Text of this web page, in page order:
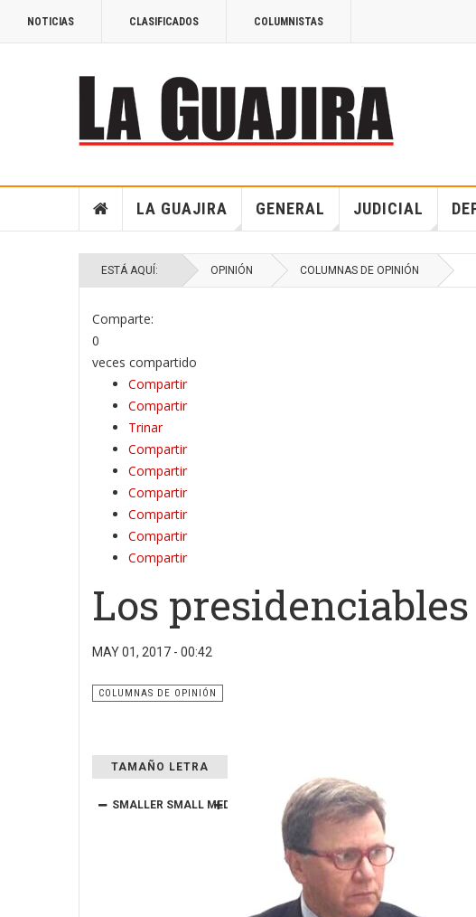
NOTICIAS CLASIFICADOS COLUMNISTAS
LA GUAJIRA GENERAL JUDICIAL
ESTÁ AQUÍ: OPINIÓN COLUMNAS DE OPINIÓN
Comparte:
0
veces compartido
Compartir
Compartir
Trinar
Compartir
Compartir
Compartir
Compartir
Compartir
Compartir
Los presidenciables
MAY 01, 2017 - 00:42
COLUMNAS DE OPINIÓN
TAMAÑO LETRA
SMALLER SMALL MEDIUM BIGGER